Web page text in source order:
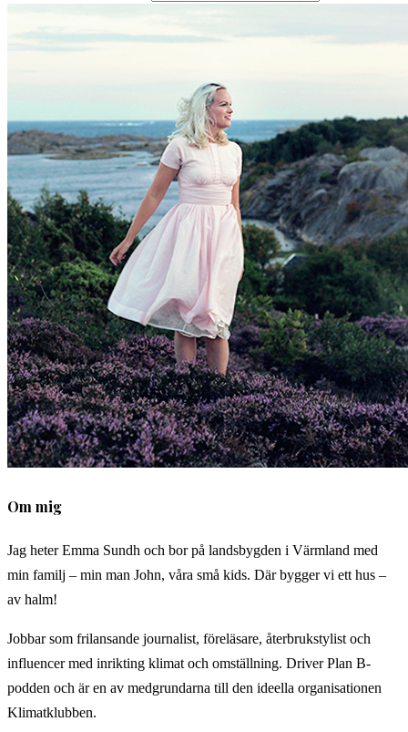
Om mig
Jag heter Emma Sundh och bor på landsbygden i Värmland med
min familj – min man John, våra små kids. Där bygger vi ett hus –
av halm!
Jobbar som frilansande journalist, föreläsare, återbrukstylist och
influencer med inrikting klimat och omställning. Driver Plan B-
podden och är en av medgrundarna till den ideella organisationen
Klimatklubben.